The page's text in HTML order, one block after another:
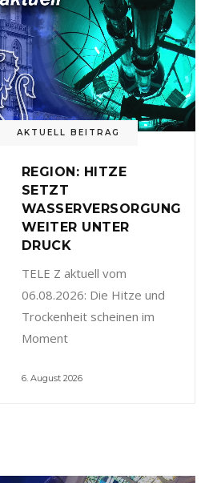
AKTUELL BEITRAG
REGION: HITZE
SETZT
WASSERVERSORGUNG
WEITER UNTER
DRUCK
TELE Z aktuell vom
06.08.2026: Die Hitze und
Trockenheit scheinen im
Moment
6. August 2026